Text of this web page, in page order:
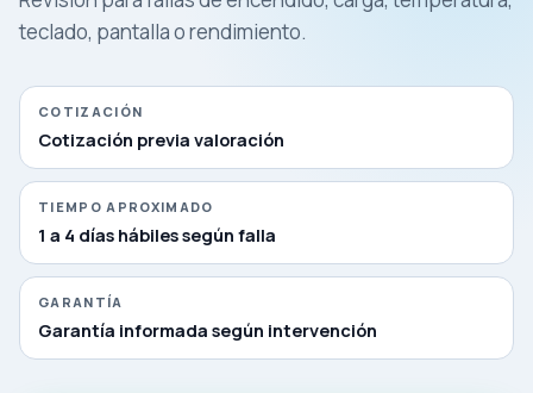
teclado, pantalla o rendimiento.
COTIZACIÓN
Cotización previa valoración
TIEMPO APROXIMADO
1 a 4 días hábiles según falla
GARANTÍA
Garantía informada según intervención